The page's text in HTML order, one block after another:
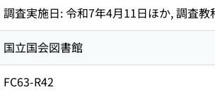
調査実施日: 令和7年4月11日ほか, 調査
国立国会図書館
FC63-R42